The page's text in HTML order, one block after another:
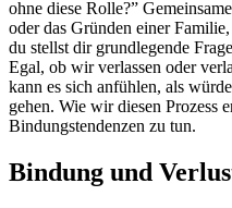
ohne diese Rolle?”
oder das Gründen einer
du stellst dir grundlegende
Egal, ob wir verlassen oder
kann es sich anfühlen, als
gehen. Wie wir diesen Prozess
Bindungstendenzen zu tun.
Bindung und